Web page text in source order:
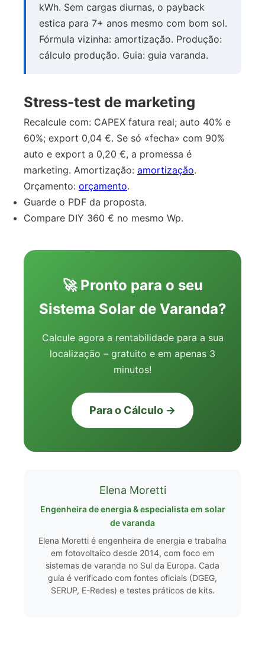
kWh. Sem cargas diurnas, o payback
estica para 7+ anos mesmo com bom sol.
Fórmula vizinha: amortização. Produção:
cálculo produção. Guia: guia varanda.
Stress-test de marketing
Recalcule com: CAPEX fatura real; auto 40% e
60%; export 0,04 €. Se só «fecha» com 90%
auto e export a 0,20 €, a promessa é
marketing. Amortização: amortização.
Orçamento: orçamento.
Guarde o PDF da proposta.
Compare DIY 360 € no mesmo Wp.
🚀 Pronto para o seu
Sistema Solar de Varanda?
Calcule agora a rentabilidade para a sua
localização – gratuito e em apenas 3
minutos!
Para o Cálculo →
Elena Moretti
Engenheira de energia & especialista em solar
de varanda
Elena Moretti é engenheira de energia e trabalha
em fotovoltaico desde 2014, com foco em
sistemas de varanda no Sul da Europa. Cada
guia é verificado com fontes oficiais (DGEG,
SERUP, E-Redes) e testes práticos de kits.